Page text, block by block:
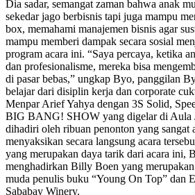
Dia sadar, semangat zaman bahwa anak
sekedar jago berbisnis tapi juga mampu
box, memahami manajemen bisnis agar
mampu memberi dampak secara sosial
program acara ini. “Saya percaya, ketika
dan profesionalisme, mereka bisa
di pasar bebas,” ungkap Byo, panggilan
belajar dari disiplin kerja dan corporate
Menpar Arief Yahya dengan 3S Solid,
BIG BANG! SHOW yang digelar di Aula
dihadiri oleh ribuan penonton yang sangat
menyaksikan secara langsung acara
yang merupakan daya tarik dari acara
menghadirkan Billy Boen yang
muda penulis buku “Young On Top” dan
Sababay Winery.